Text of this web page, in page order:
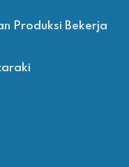
Produksi Bekerja